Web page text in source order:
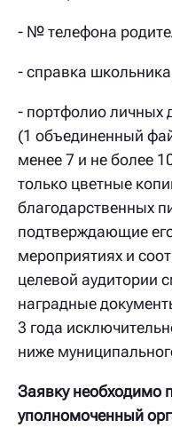
- № телефона
- справка
- портфолио личных
(1 объединенный
менее 7 и не более
только цветные
благодарственных
подтверждающие
мероприятиях и
целевой аудитории
наградные
3 года
ниже
Заявку необходимо
уполномоченный